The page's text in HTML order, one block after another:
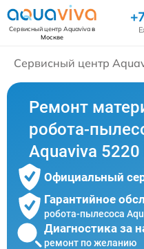
Сервисный центр Aquavivaв
Москве
Сервисный центр
Ремонт
робота-
Aquaviva 5220
Официальный
Гарантийное
робота-пылесоса
Диагностика за
ремонт по желанию